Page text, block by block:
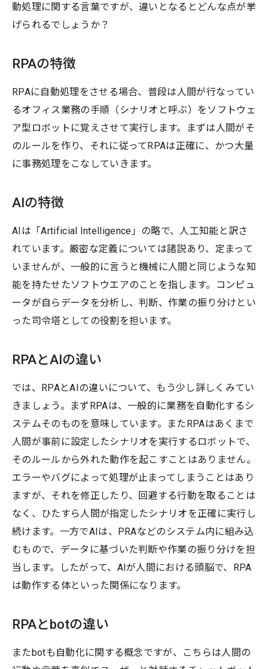
動処理に関する言葉ですが、違いとなるとどんな点が挙
げられるでしょうか？
RPAの特徴
RPAに自動処理をさせる場合、普段は人間が行なってい
るオフィス業務の手順（シナリオと呼ぶ）をソフトウェ
ア型ロボットに覚えさせて実行します。まずは人間がそ
のルールを作り、それに従ってRPAは正確に、かつ大量
に事務処理をこなしていきます。
AIの特徴
AIは「Artificial Intelligence」の略で、人工知能と訳さ
れています。厳密な定義については諸説あり、定まって
いませんが、一般的に言うと機械に人間と同じような知
能を持たせたソフトウエアのことを指します。コンピュ
ータが自らデータを分析し、判断、作業の振り分けとい
った司令塔としての役割を担います。
RPAとAIの違い
では、RPAとAIの違いについて、もう少し詳しくみてい
きましょう。まずRPAは、一般的に業務を自動化するシ
ステムそのものを意味しています。またRPAはあくまで
人間が事前に設定したシナリオを実行するロボットで、
そのルールから外れた動作を起こすことはありません。
エラーやバグによって処理が止まってしまうことはあり
ますが、それを修正したり、回避する行動を取ることは
なく、ひたすら人間が指定したシナリオを正確に実行し
続けます。一方でAIは、PRAなどのシステム内に組み込
むもので、データに基づいた判断や作業の振り分けを担
当します。したがって、AIが人間における頭脳で、RPA
は動作する体といった関係になります。
RPAとbotの違い
またbotも自動化に関する概念ですが、こちらは人間の